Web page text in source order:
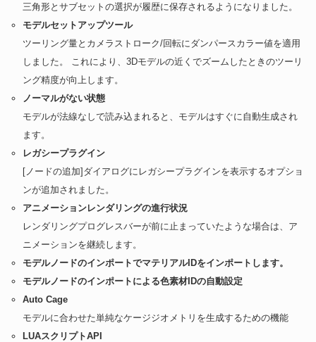
三角形とサブセットの選択が履歴に保存されるようになりました。
モデルセットアップツール
ツーリング量とカメラストローク/回転にダンパースカラー値を適用
しました。 これにより、3Dモデルの近くでズームしたときのツーリ
ング精度が向上します。
ノーマルがない状態
モデルが法線なしで読み込まれると、モデルはすぐに自動生成され
ます。
レガシープラグイン
[ノードの追加]ダイアログにレガシープラグインを表示するオプショ
ンが追加されました。
アニメーションレンダリングの進行状況
レンダリングプログレスバーが前に止まっていたような場合は、ア
ニメーションを継続します。
モデルノードのインポートでマテリアルIDをインポートします。
モデルノードのインポートによる色素材IDの自動設定
Auto Cage
モデルに合わせた単純なケージジオメトリを生成するための機能
LUAスクリプトAPI